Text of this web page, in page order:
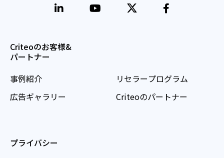
Criteoのお客様&
パートナー
事例紹介
広告ギャラリー
リセラープログラム
Criteoのパートナー
プライバシー